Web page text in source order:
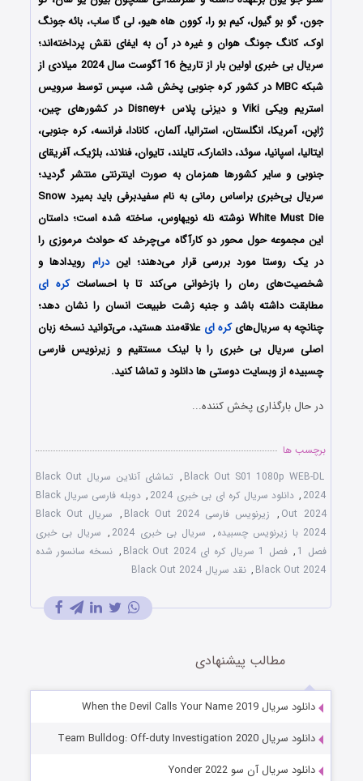
جون، گو بو گیول، کیم بو را، کوون هاه هیو، لی گا ساب، بائه جونگ
اوک، کانگ جونگ هوان و غیره در آن به ایفای نقش پرداخته‌اند؛
سریال بی خبری اولین بار از تاریخ 16 آگوست سال 2024 میلادی از
شبکه MBC در کشور کره جنوبی پخش شد، سپس توسط سرویس
استریم ویکی Viki و دیزنی پلاس +Disney در کشورهای چین،
ژاپن، آمریکا، انگلستان، استرالیا، آلمان، کانادا، فرانسه، کره جنوبی،
ایتالیا، اسپانیا، سوئد، دانمارک، تایلند، تایوان، فنلاند، بلژیک، آفریقای
جنوبی و سایر کشورها همزمان به صورت اینترنتی منتشر گردید؛
سریال بی‌خبری براساس رمانی به نام سفیدبرفی باید بمیرد Snow
White Must Die نوشته نله نویهاوس، ساخته شده است؛ داستان
این مجموعه حول محور دو کارآگاه می‌چرخد که حوادث مرموزی را
در یک روستا مورد بررسی قرار می‌دهند؛ ایندرام رویدادها و
شخصیت‌های رمان را بازخوانی می‌کند تا با احساساتکره ای
مطابقت داشته باشد و جنبه زشت طبیعت انسان را نشان دهد؛
چنانچه به سریال‌هایکره ای علاقه‌مند هستید، می‌توانید نسخه زبان
اصلی سریال بی خبری را با لینک مستقیم و زیرنویس فارسی
چسبیده از وبسایت دوستی ها دانلود و تماشا کنید.
در حال بارگذاری پخش کننده...
برچسب ها
Black Out S01 1080p WEB-DL
,
تماشای آنلاین سریال Black Out
2024
, دانلود سریال کره ای بی خبری 2024 ,
دوبله فارسی سریال Black
Out 2024
, زیرنویس فارسی Black Out 2024 ,
سریال Black Out
2024 با زیرنویس چسبیده
, سریال بی خبری 2024 , سریال بی خبری
فصل 1
, فصل 1 سریال کره ای Black Out 2024 , نسخه سانسور شده
Black Out 2024
, نقد سریال Black Out 2024
مطالب پیشنهادی
دانلود سریال When the Devil Calls Your Name 2019
دانلود سریال Team Bulldog: Off-duty Investigation 2020
دانلود سریال آن سو Yonder 2022